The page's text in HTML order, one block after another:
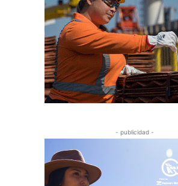
- publicidad -